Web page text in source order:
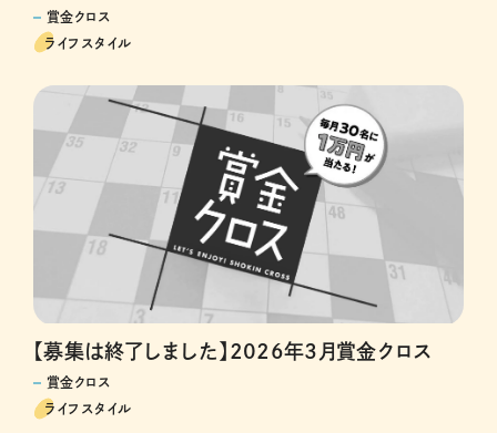
賞金クロス
ライフスタイル
【募集は終了しました】2026年3月賞金クロス
賞金クロス
ライフスタイル